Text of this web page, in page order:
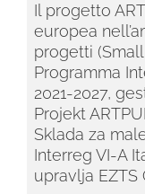
Il progetto
europea
progetti
Programma
2021-2027,
Projekt
Sklada za
Interreg VI-A
upravlja EZTS